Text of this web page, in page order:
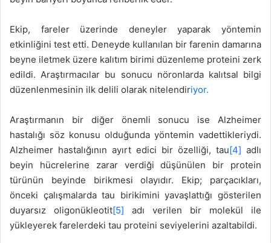
Ekip, fareler üzerinde deneyler yaparak yöntemin
etkinliğini test etti. Deneyde kullanılan bir farenin damarına
beyne iletmek üzere kalıtım birimi düzenleme proteini zerk
edildi. Araştırmacılar bu sonucu nöronlarda kalıtsal bilgi
düzenlenmesinin ilk delili olarak nitelendiriyor.
Araştırmanın bir diğer önemli sonucu ise Alzheimer
hastalığı söz konusu olduğunda yöntemin vadettikleriydi.
Alzheimer hastalığının ayırt edici bir özelliği, tau[4] adlı
beyin hücrelerine zarar verdiği düşünülen bir protein
türünün beyinde birikmesi olayıdır. Ekip; parçacıkları,
önceki çalışmalarda tau birikimini yavaşlattığı gösterilen
duyarsız oligonükleotit[5] adı verilen bir molekül ile
yükleyerek farelerdeki tau proteini seviyelerini azaltabildi.